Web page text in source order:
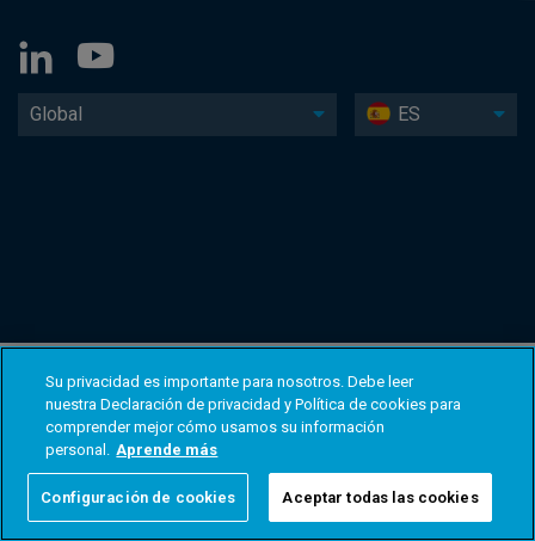
Global ES
Su privacidad es importante para nosotros. Debe leer
nuestra Declaración de privacidad y Política de cookies para
comprender mejor cómo usamos su información
personal. Aprende más
Configuración de cookies Aceptar todas las cookies